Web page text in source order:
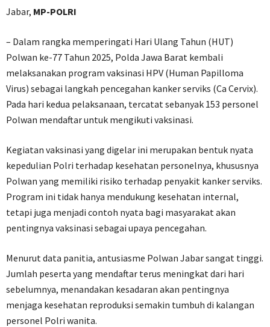
Jabar, MP-POLRI
– Dalam rangka memperingati Hari Ulang Tahun (HUT)
Polwan ke-77 Tahun 2025, Polda Jawa Barat kembali
melaksanakan program vaksinasi HPV (Human Papilloma
Virus) sebagai langkah pencegahan kanker serviks (Ca Cervix).
Pada hari kedua pelaksanaan, tercatat sebanyak 153 personel
Polwan mendaftar untuk mengikuti vaksinasi.
Kegiatan vaksinasi yang digelar ini merupakan bentuk nyata
kepedulian Polri terhadap kesehatan personelnya, khususnya
Polwan yang memiliki risiko terhadap penyakit kanker serviks.
Program ini tidak hanya mendukung kesehatan internal,
tetapi juga menjadi contoh nyata bagi masyarakat akan
pentingnya vaksinasi sebagai upaya pencegahan.
Menurut data panitia, antusiasme Polwan Jabar sangat tinggi.
Jumlah peserta yang mendaftar terus meningkat dari hari
sebelumnya, menandakan kesadaran akan pentingnya
menjaga kesehatan reproduksi semakin tumbuh di kalangan
personel Polri wanita.